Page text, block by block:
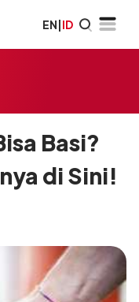
EN|ID
Basi?
di Sini!